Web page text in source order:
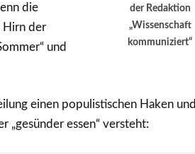
der Redaktion
„Wissenschaft
kommuniziert“
die
Hirn der
und
einen populistischen Haken und
„gesünder essen“ versteht: